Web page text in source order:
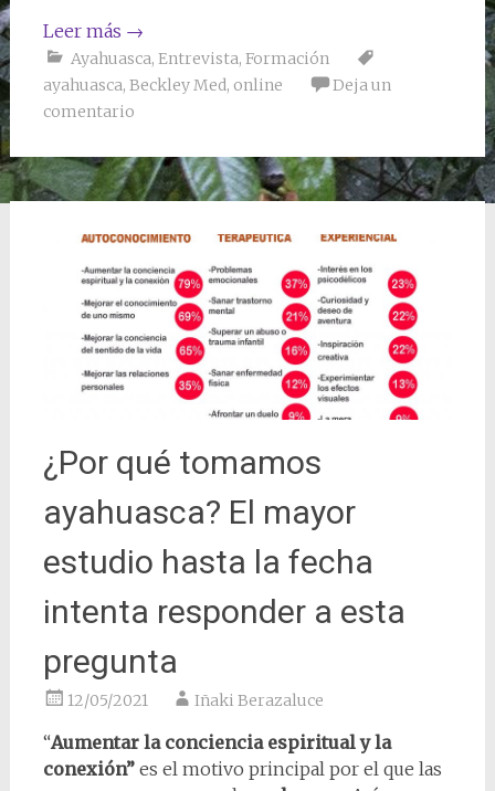
Leer más →
Ayahuasca, Entrevista, Formación
ayahuasca, Beckley Med, online
Deja un
comentario
¿Por qué tomamos
ayahuasca? El mayor
estudio hasta la fecha
intenta responder a esta
pregunta
12/05/2021 Iñaki Berazaluce
“Aumentar la conciencia espiritual y la
conexión” es el motivo principal por el que las